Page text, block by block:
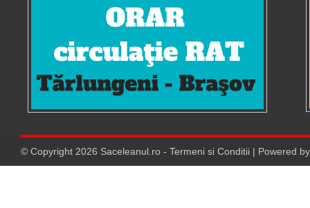
© Copyright 2026 Saceleanul.ro - Termeni si Conditii | Powered